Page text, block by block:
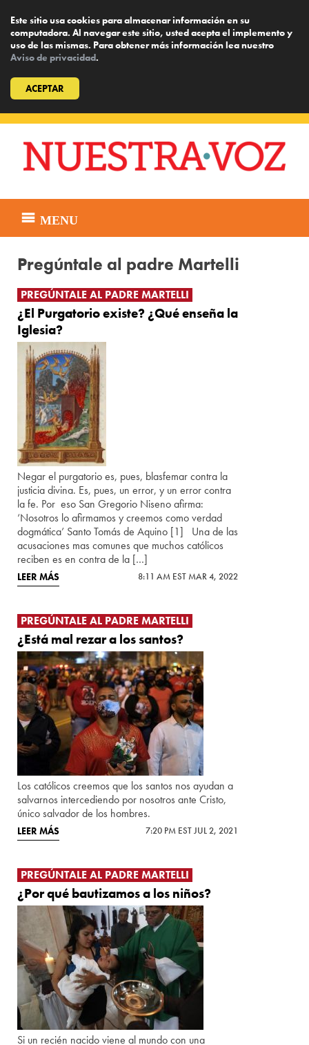
Este sitio usa cookies para almacenar información en su
computadora. Al navegar este sitio, usted acepta el implemento y
uso de las mismas. Para obtener más información lea nuestro
Aviso de privacidad.
ACEPTAR
content
MENU
Pregúntale al padre Martelli
PREGÚNTALE AL PADRE MARTELLI
¿El Purgatorio existe? ¿Qué enseña la
Iglesia?
Negar el purgatorio es, pues, blasfemar contra la
justicia divina. Es, pues, un error, y un error contra
la fe. Por eso San Gregorio Niseno afirma:
‘Nosotros lo afirmamos y creemos como verdad
dogmática’ Santo Tomás de Aquino [1] Una de las
acusaciones mas comunes que muchos católicos
reciben es en contra de la […]
LEER MÁS 8:11 AM EST MAR 4, 2022
PREGÚNTALE AL PADRE MARTELLI
¿Está mal rezar a los santos?
Los católicos creemos que los santos nos ayudan a
salvarnos intercediendo por nosotros ante Cristo,
único salvador de los hombres.
LEER MÁS 7:20 PM EST JUL 2, 2021
PREGÚNTALE AL PADRE MARTELLI
¿Por qué bautizamos a los niños?
Si un recién nacido viene al mundo con una